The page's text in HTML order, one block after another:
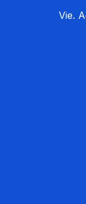
Vie.